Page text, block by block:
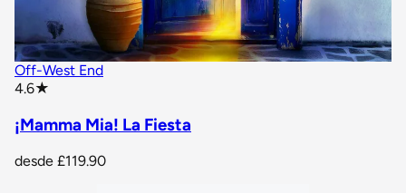
Off-West End
4.6★
¡Mamma Mia! La Fiesta
desde £119.90